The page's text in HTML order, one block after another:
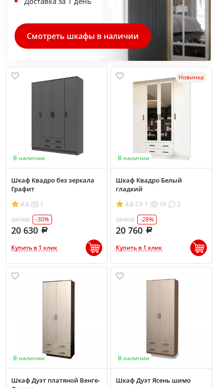
Смотреть шкафы в наличии
В наличии
Шкаф Квадро без зеркала
Графит
4.8
1
29 500
-30%
20 630
Купить в 1 клик
Новинка
В наличии
Шкаф Квадро Белый
гладкий
4.8
1 19
2
28 650
-28%
20 760
Купить в 1 клик
В наличии
Шкаф Дуэт платяной Венге-
В наличии
Шкаф Дуэт Ясень шимо